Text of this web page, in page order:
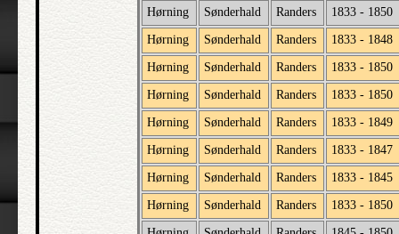
Hørning Sønderhald Randers 1833 - 1850
Hørning Sønderhald Randers 1833 - 1848
Hørning Sønderhald Randers 1833 - 1850
Hørning Sønderhald Randers 1833 - 1850
Hørning Sønderhald Randers 1833 - 1849
Hørning Sønderhald Randers 1833 - 1847
Hørning Sønderhald Randers 1833 - 1845
Hørning Sønderhald Randers 1833 - 1850